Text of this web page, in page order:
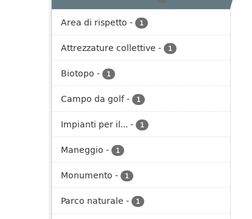
Area di rispetto - 1
Attrezzature collettive - 1
Biotopo - 1
Campo da golf- 1
Impianti per il... - 1
Maneggio - 1
Monumento - 1
Parco naturale - 1